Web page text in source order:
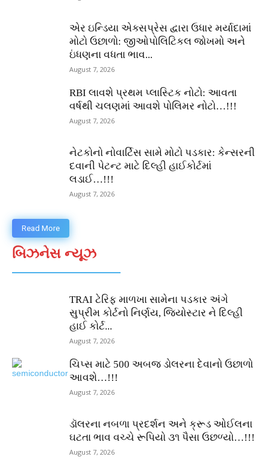
એર ઇન્ડિયા એક્સપ્રેસ દ્વારા ઉધાર મર્યાદામાં
મોટો ઉછાળો: જીઓપોલિટિકલ જોખમો અને
ઇંધણના વધતા ભાવ...
August 7, 2026
RBI લાવશે પ્રથમ પ્લાસ્ટિક નોટો: આવતા
વર્ષથી ચલણમાં આવશે પોલિમર નોટો…!!!
August 7, 2026
નેટકોનો નોવાર્ટિસ સામે મોટો પડકાર: કેન્સરની
દવાની પેટન્ટ માટે દિલ્હી હાઈકોર્ટમાં
લડાઈ…!!!
August 7, 2026
Read More
બિઝનેસ ન્યૂઝ
TRAI ટેરિફ માળખા સામેના પડકાર અંગે
સુપ્રીમ કોર્ટનો નિર્ણય, જિયોસ્ટાર ને દિલ્હી
હાઈ કોર્ટ...
August 7, 2026
ચિપ્સ માટે 500 અબજ ડોલરના દેવાનો ઉછાળો
આવશે…!!!
August 7, 2026
ડૉલરના નબળા પ્રદર્શન અને ક્રૂડ ઓઈલના
ઘટતા ભાવ વચ્ચે રૂપિયો ૩૧ પૈસા ઉછળ્યો…!!!
August 7, 2026